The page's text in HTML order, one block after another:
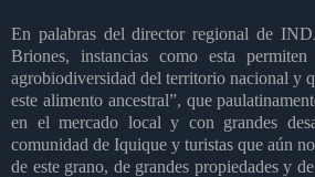
En palabras del director regional de
Briones, instancias como esta permiten
agrobiodiversidad del territorio nacional y
este alimento ancestral”, que
en el mercado local y con grandes
comunidad de Iquique y turistas que aún
de este grano, de grandes propiedades y